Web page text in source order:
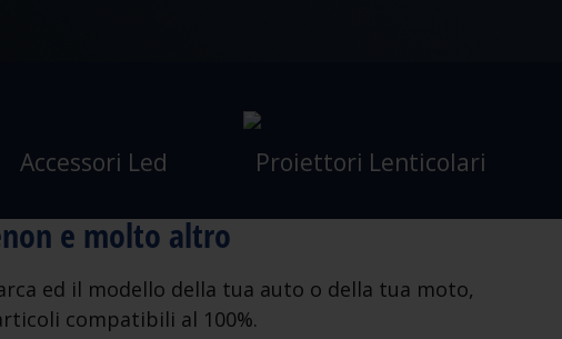
Accessori Led Proiettori Lenticolari
e molto altro
ed il modello della tua auto o della tua moto,
compatibili al 100%.